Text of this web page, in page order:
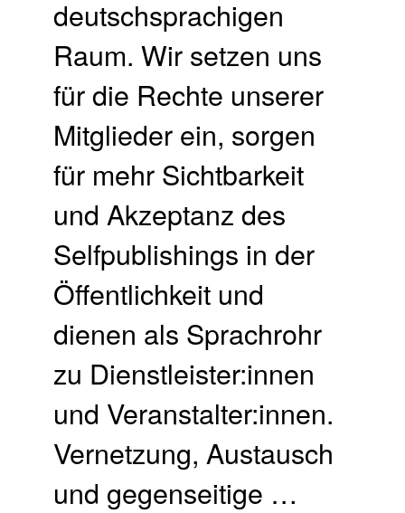
deutschsprachigen
Raum. Wir setzen uns
für die Rechte unserer
Mitglieder ein, sorgen
für mehr Sichtbarkeit
und Akzeptanz des
Selfpublishings in der
Öffentlichkeit und
dienen als Sprachrohr
zu Dienstleister:innen
und Veranstalter:innen.
Vernetzung, Austausch
und gegenseitige …